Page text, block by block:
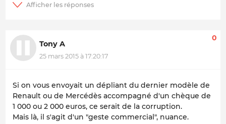
Tony A
25 mars 2015 à 17:20:17
0
Si on vous envoyait un dépliant du dernier modèle de
Renault ou de Mercédès accompagné d'un chèque de
1 000 ou 2 000 euros, ce serait de la corruption.
Mais là, il s'agit d'un "geste commercial", nuance.